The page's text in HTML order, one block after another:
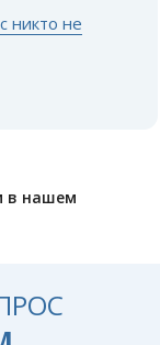
никто не
в нашем